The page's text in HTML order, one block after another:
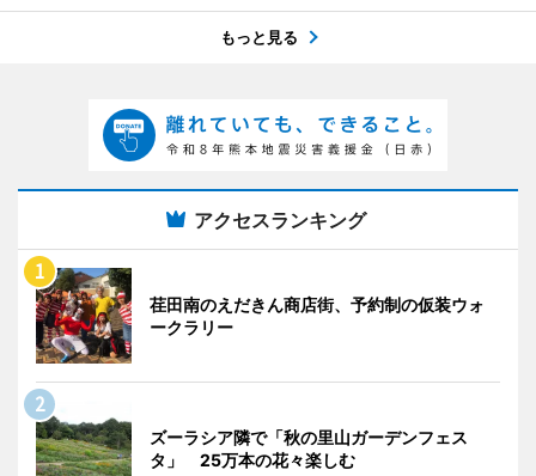
もっと見る
アクセスランキング
荏田南のえだきん商店街、予約制の仮装ウォ
ークラリー
ズーラシア隣で「秋の里山ガーデンフェス
タ」 25万本の花々楽しむ